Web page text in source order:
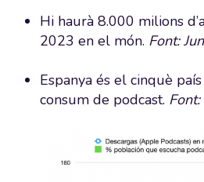
Hi haurà 8.000 milions
2023 en el món. Font:
Espanya és el cinquè
consum de podcast. Font: